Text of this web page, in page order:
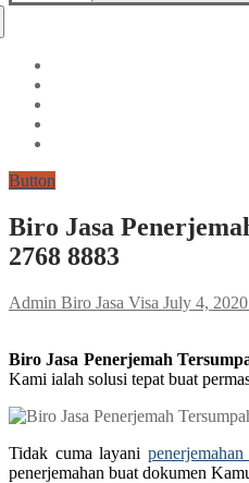
Button
Biro Jasa
2768 8883
Admin Biro Jasa Visa July 4, 2020
Biro Jasa Penerjemah
Kami ialah solusi tepat buat
Tidak cuma layani
penerjemahan buat dokumen